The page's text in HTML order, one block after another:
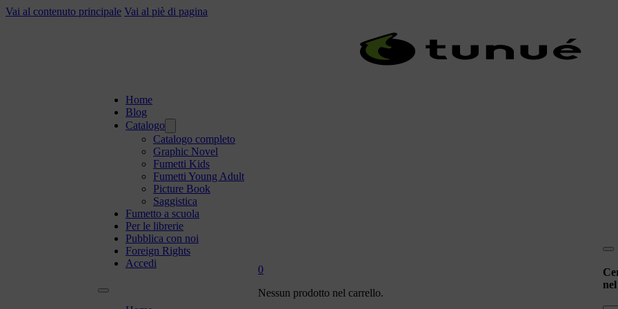
Vai al contenuto principale Vai al piè di pagina
Home
Blog
Catalogo
Catalogo completo
Graphic Novel
Fumetti Kids
Fumetti Young Adult
Picture Book
Saggistica
Fumetto a scuola
Per le librerie
Pubblica con noi
Foreign Rights
Accedi
0
Nessun prodotto nel carrello.